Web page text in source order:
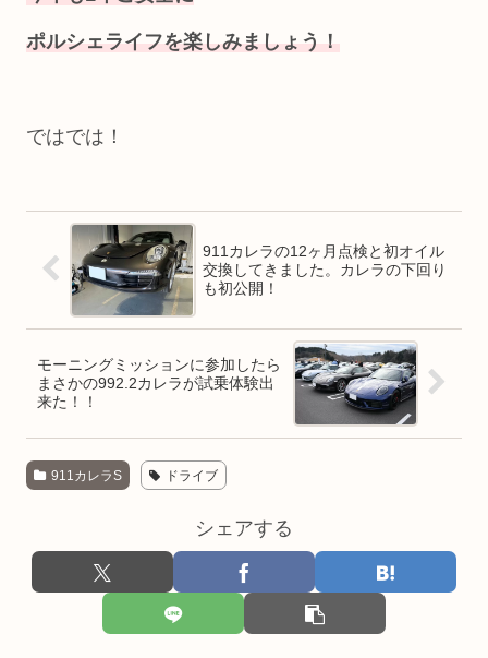
ポルシェライフを楽しみましょう！
ではでは！
911カレラの12ヶ月点検と初オイル
交換してきました。カレラの下回り
も初公開！
モーニングミッションに参加したら
まさかの992.2カレラが試乗体験出
来た！！
911カレラS ドライブ
シェアする